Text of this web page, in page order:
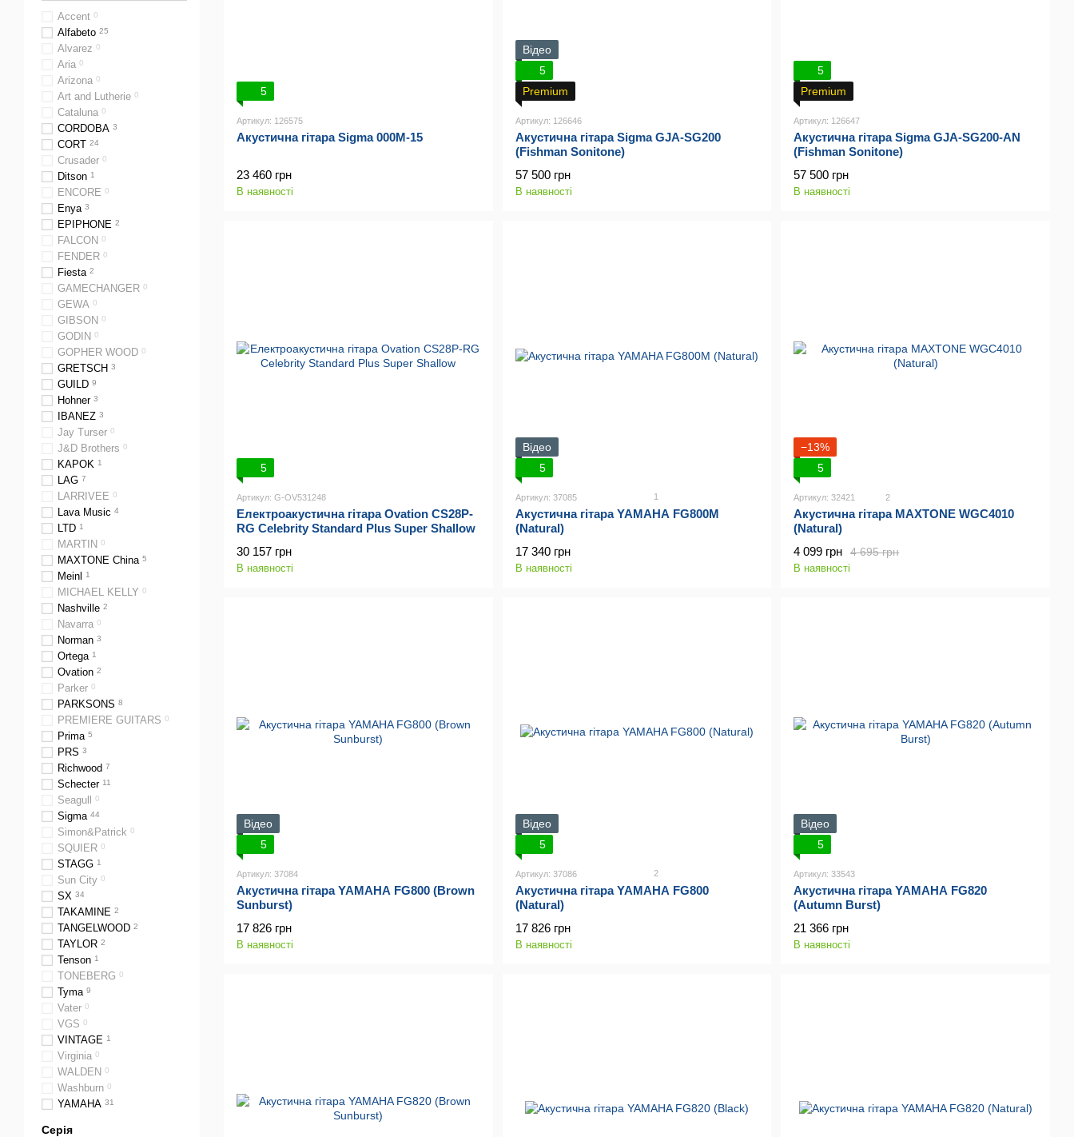
5
Артикул: 126575
Акустична гітара Sigma 000M-15
23 460 грн
В наявності
Відео
5
Premium
Артикул: 126646
Акустична гітара Sigma GJA-SG200
(Fishman Sonitone)
57 500 грн
В наявності
5
Premium
Артикул: 126647
Акустична гітара Sigma GJA-SG200-AN
(Fishman Sonitone)
57 500 грн
В наявності
5
Артикул: G-OV531248
Електроакустична гітара Ovation CS28P-
RG Celebrity Standard Plus Super Shallow
30 157 грн
В наявності
Відео
5
Артикул: 37085 1
Акустична гітара YAMAHA FG800M
(Natural)
17 340 грн
В наявності
−13%
5
Артикул: 32421 2
Акустична гітара MAXTONE WGC4010
(Natural)
4 695 грн
4 099 грн
В наявності
Відео
5
Артикул: 37084
Акустична гітара YAMAHA FG800 (Brown
Sunburst)
17 826 грн
В наявності
Відео
5
Артикул: 37086 2
Акустична гітара YAMAHA FG800
(Natural)
17 826 грн
В наявності
Відео
5
Артикул: 33543
Акустична гітара YAMAHA FG820
(Autumn Burst)
21 366 грн
В наявності
Accent 0
Alfabeto 25
Alvarez 0
Aria 0
Arizona 0
Art and Lutherie 0
Cataluna 0
CORDOBA 3
CORT 24
Crusader 0
Ditson 1
ENCORE 0
Enya 3
EPIPHONE 2
FALCON 0
FENDER 0
Fiesta 2
GAMECHANGER 0
GEWA 0
GIBSON 0
GODIN 0
GOPHER WOOD 0
GRETSCH 3
GUILD 9
Hohner 3
IBANEZ 3
Jay Turser 0
J&D Brothers 0
KAPOK 1
LAG 7
LARRIVEE 0
Lava Music 4
LTD 1
MARTIN 0
MAXTONE China 5
Meinl 1
MICHAEL KELLY 0
Nashville 2
Navarra 0
Norman 3
Ortega 1
Ovation 2
Parker 0
PARKSONS 8
PREMIERE GUITARS 0
Prima 5
PRS 3
Richwood 7
Schecter 11
Seagull 0
Sigma 44
Simon&Patrick 0
SQUIER 0
STAGG 1
Sun City 0
SX 34
TAKAMINE 2
TANGELWOOD 2
TAYLOR 2
Tenson 1
TONEBERG 0
Tyma 9
Vater 0
VGS 0
VINTAGE 1
Virginia 0
WALDEN 0
Washburn 0
YAMAHA 31
Серія